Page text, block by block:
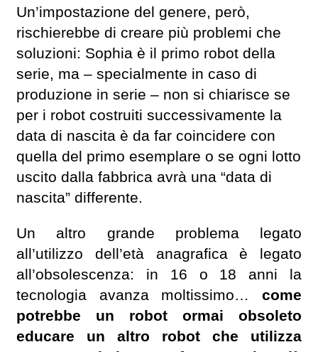
Un’impostazione del genere, però,
rischierebbe di creare più problemi che
soluzioni: Sophia è il primo robot della
serie, ma – specialmente in caso di
produzione in serie – non si chiarisce se
per i robot costruiti successivamente la
data di nascita è da far coincidere con
quella del primo esemplare o se ogni lotto
uscito dalla fabbrica avrà una “data di
nascita” differente.
Un altro grande problema legato
all’utilizzo dell’età anagrafica è legato
all’obsolescenza: in 16 o 18 anni la
tecnologia avanza moltissimo… come
potrebbe un robot ormai obsoleto
educare un altro robot che utilizza